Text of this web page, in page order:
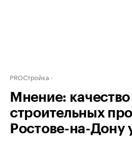
PROСтройка
Мнение: качество
строительных
Ростове-на-Дону